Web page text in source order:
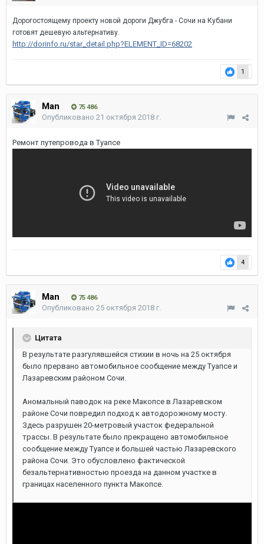
Дорогостоящему проекту новой дороги Джубга - Сочи на Кубани
готовят дешевую альтернативу.
http://dorinfo.ru/star_detail.php?ELEMENT_ID=68202
1
Man 75 486
Опубликовано 21 октября 2018 г.
Ремонт путепровода в Туапсе
4
Man 75 486
Опубликовано 25 октября 2018 г.
Цитата
В результате разгулявшейся стихии в ночь на 25 октября
было прервано автомобильное сообщение между Туапсе и
Лазаревским районом Сочи.
Аномальный паводок на реке Макопсе в Лазаревском
районе Сочи повредил подход к автодорожному мосту.
Здесь разрушен 20-метровый участок федеральной
трассы. В результате было прекращено автомобильное
сообщение между Туапсе и большей частью Лазаревского
района Сочи. Это обусловлено фактической
безальтернативностью проезда на данном участке в
границах населенного пункта Макопсе.